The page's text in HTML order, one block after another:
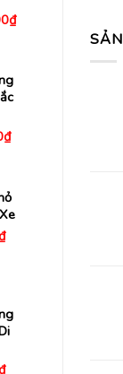
₫Giá
₫Giá
₫Giá
₫Giá